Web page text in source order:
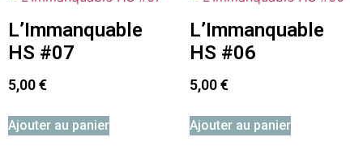
L’Immanquable
HS #07
5,00€
Ajouter au panier
L’Immanquable
HS #06
5,00€
Ajouter au panier